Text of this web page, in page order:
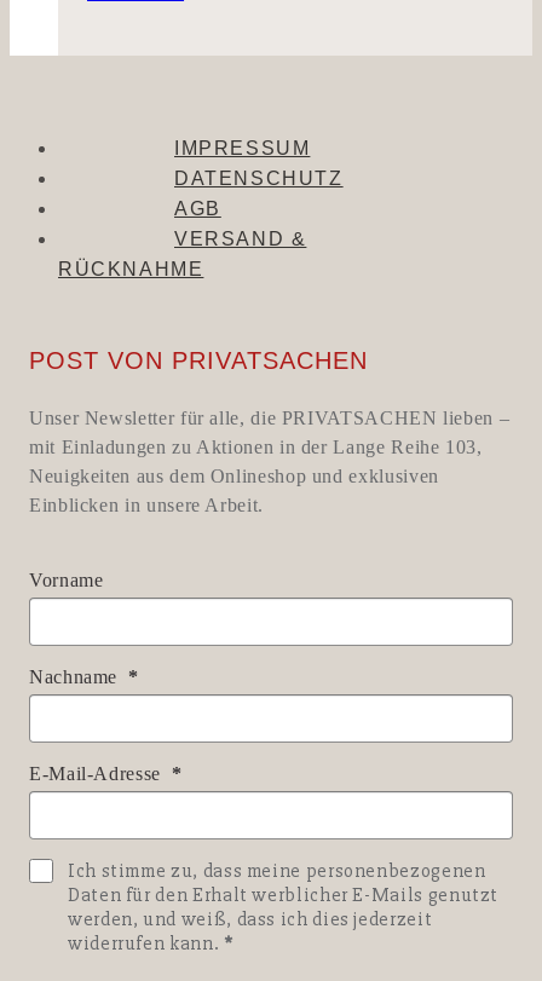
IMPRESSUM
DATENSCHUTZ
AGB
VERSAND &
RÜCKNAHME
POST VON PRIVATSACHEN
Unser Newsletter für alle, die PRIVATSACHEN lieben –
mit Einladungen zu Aktionen in der Lange Reihe 103,
Neuigkeiten aus dem Onlineshop und exklusiven
Einblicken in unsere Arbeit.
Vorname
Nachname
E-Mail-Adresse
Ich stimme zu, dass meine personenbezogenen
Daten für den Erhalt werblicher E-Mails genutzt
werden, und weiß, dass ich dies jederzeit
widerrufen kann.